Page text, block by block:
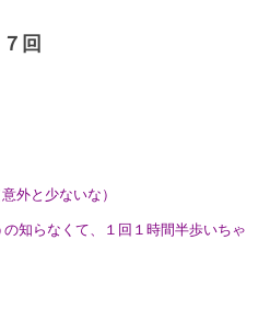
７回
意外と少ないな）
の知らなくて、１回１時間半歩いちゃ